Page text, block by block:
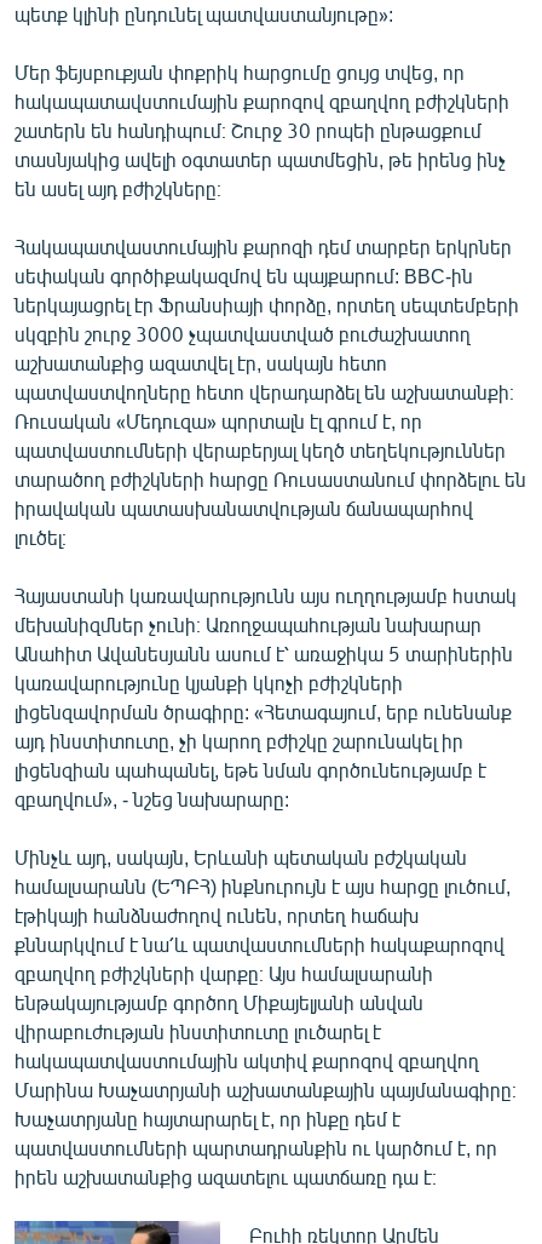
պետք կլինի ընդունել պատվաստանյութը»:
Մեր ֆեյսբուքյան փոքրիկ հարցումը ցույց տվեց, որ
հակապատավստումային քարոզով զբաղվող բժիշկների
շատերն են հանդիպում։ Շուրջ 30 րոպեի ընթացքում
տասնյակից ավելի օգտատեր պատմեցին, թե իրենց ինչ
են ասել այդ բժիշկները։
Հակապատվաստումային քարոզի դեմ տարբեր երկրներ
սեփական գործիքակազմով են պայքարում: BBC-ին
ներկայացրել էր Ֆրանսիայի փորձը, որտեղ սեպտեմբերի
սկզբին շուրջ 3000 չպատվաստված բուժաշխատող
աշխատանքից ազատվել էր, սակայն հետո
պատվաստվողները հետո վերադարձել են աշխատանքի։
Ռուսական «Մեդուզա» պորտալն էլ գրում է, որ
պատվաստումների վերաբերյալ կեղծ տեղեկություններ
տարածող բժիշկների հարցը Ռուսաստանում փորձելու են
իրավական պատասխանատվության ճանապարհով
լուծել։
Հայաստանի կառավարությունն այս ուղղությամբ հստակ
մեխանիզմներ չունի։ Առողջապահության նախարար
Անահիտ Ավանեսյանն ասում է՝ առաջիկա 5 տարիներին
կառավարությունը կյանքի կկոչի բժիշկների
լիցենզավորման ծրագիրը: «Հետագայում, երբ ունենանք
այդ ինստիտուտը, չի կարող բժիշկը շարունակել իր
լիցենզիան պահպանել, եթե նման գործունեությամբ է
զբաղվում», - նշեց նախարարը:
Մինչև այդ, սակայն, Երևանի պետական բժշկական
համալսարանն (ԵՊԲՀ) ինքնուրույն է այս հարցը լուծում,
էթիկայի հանձնաժողով ունեն, որտեղ հաճախ
քննարկվում է նա՛և պատվաստումների հակաքարոզով
զբաղվող բժիշկների վարքը։ Այս համալսարանի
ենթակայությամբ գործող Միքայելյանի անվան
վիրաբուժության ինստիտուտը լուծարել է
հակապատվաստումային ակտիվ քարոզով զբաղվող
Մարինա Խաչատրյանի աշխատանքային պայմանագիրը։
Խաչատրյանը հայտարարել է, որ ինքը դեմ է
պատվաստումների պարտադրանքին ու կարծում է, որ
իրեն աշխատանքից ազատելու պատճառը դա է։
Բուհի ռեկտոր Արմեն